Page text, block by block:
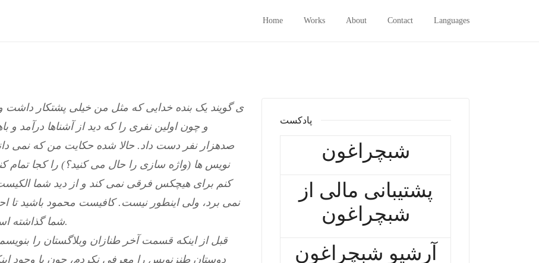
Home Works About Contact Languages
ی گویند یک بنده خدایی که مثل من خیلی پشتکار داشت
و چون اولین نفری را که دید از آشناها درآمد و
صدهزار نفر دست داد. حالا شده حکایت من که نمی
نویس ها (واژه سازی را حال می کنید؟) را کجا تمام
کنم برای هیچکس فرقی نمی کند و از دید شما
نمی برد، ولی اینطور نیست. کافیست محمود باشید
شما گذاشته است، غزنه و مشهد و ارادان هم ندارد. بگذریم.
قبل از اینکه قسمت آخر طنازان وبلاگستان را
دوستان طنزنویس را معرفی نکردم، چون با وجود
پادکست
شبچراغون
پشتیبانی مالی از
شبچراغون
آرشیو شبچراغون